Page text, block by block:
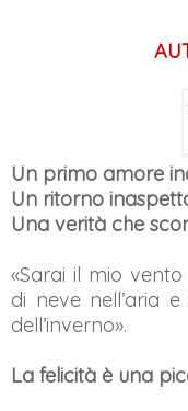
Un primo amore
Un ritorno
Una verità che
«Sarai il mio
di neve nell’aria
dell’inverno».
La felicità è una